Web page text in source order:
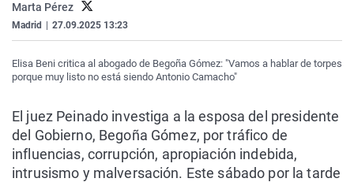
Marta Pérez
Madrid 27.09.2025 13:23
Elisa Beni critica al abogado de Begoña Gómez: "Vamos a hablar de torpes
porque muy listo no está siendo Antonio Camacho"
El juez Peinado investiga a la esposa del presidente
del Gobierno, Begoña Gómez, por tráfico de
influencias, corrupción, apropiación indebida,
intrusismo y malversación. Este sábado por la tarde